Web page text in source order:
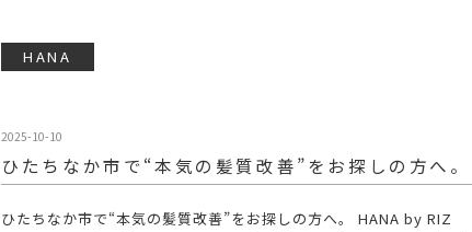
HANA
2025-10-10
ひたちなか市で“本気の髪質改善”をお探しの方へ。
ひたちなか市で“本気の髪質改善”をお探しの方へ。 HANA by RIZ